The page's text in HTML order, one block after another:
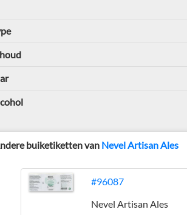
buiketiketten van Nevel Artisan Ales
#96087
Nevel Artisan Ales